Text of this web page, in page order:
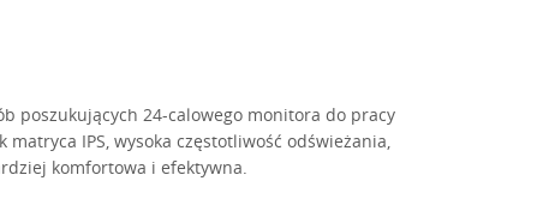
poszukujących 24-calowego monitora do pracy
IPS, wysoka częstotliwość odświeżania,
komfortowa i efektywna.